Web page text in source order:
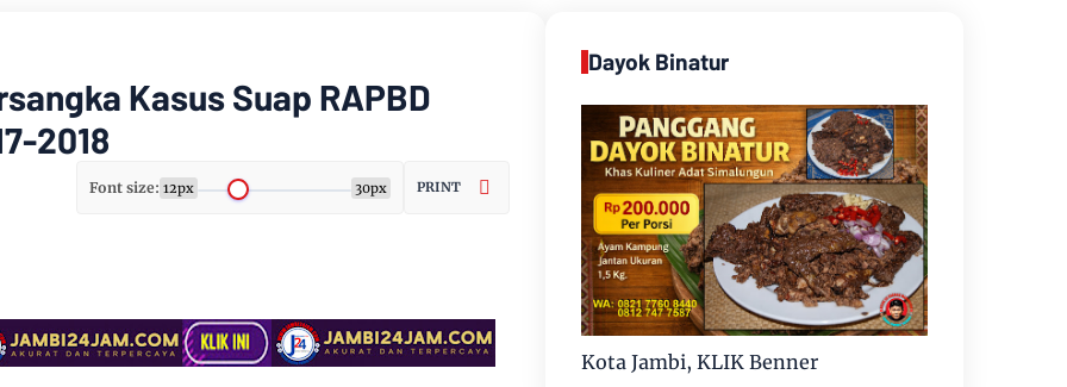
Kasus Suap RAPBD
2018
Font size: 12px 30px PRINT
Dayok Binatur
Kota Jambi, KLIK Benner